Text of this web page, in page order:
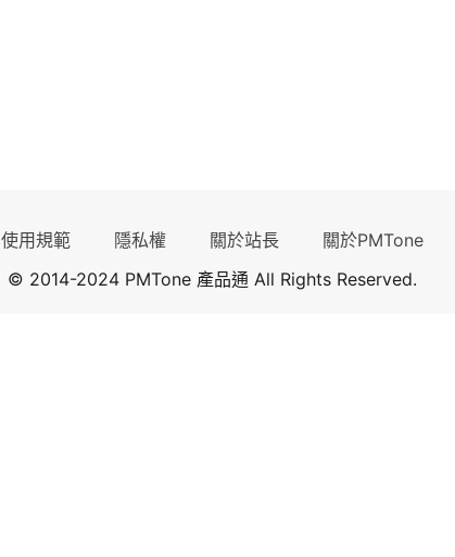
使用規範 隱私權 關於站長
關於PMTone
© 2014-2024 PMTone 產品通 All Rights Reserved.